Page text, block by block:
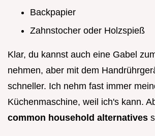
Backpapier
Zahnstocher oder Holzspieß
Klar, du kannst auch eine Gabel
nehmen, aber mit dem
schneller. Ich nehm fast immer
Küchenmaschine, weil ich's kann.
common household alternatives